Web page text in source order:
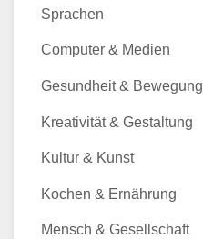
Sprachen
Computer & Medien
Gesundheit & Bewegung
Kreativität & Gestaltung
Kultur & Kunst
Kochen & Ernährung
Mensch & Gesellschaft